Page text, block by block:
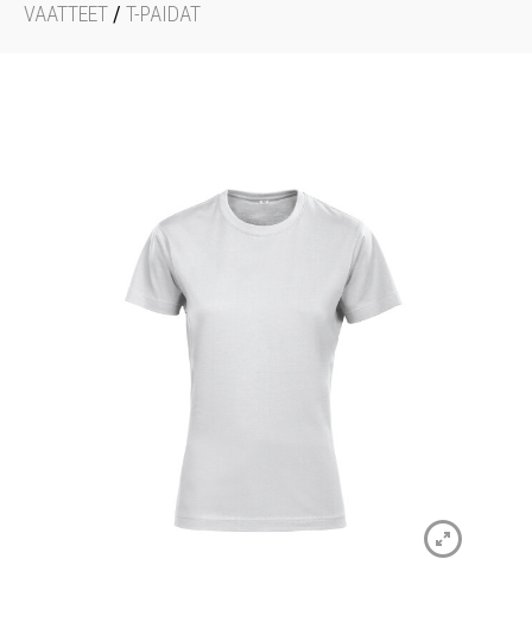
VAATTEET / T-PAIDAT